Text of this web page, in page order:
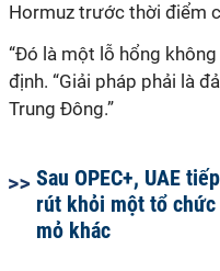
Hormuz trước thời điểm
“Đó là một lỗ hổng
định. “Giải pháp phải là
Trung Đông.”
Sau OPEC+, UAE
rút khỏi một tổ chức
mỏ khác